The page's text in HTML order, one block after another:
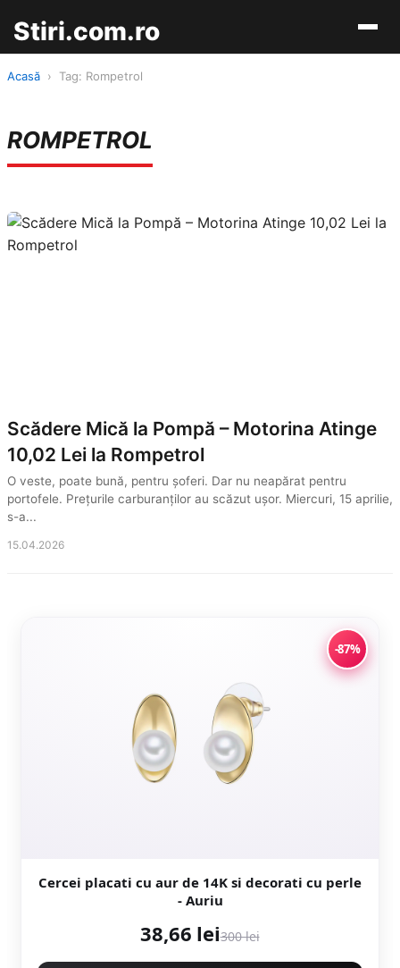
Stiri.com.ro
Acasă › Tag: Rompetrol
ROMPETROL
Scădere Mică la Pompă – Motorina Atinge
10,02 Lei la Rompetrol
O veste, poate bună, pentru șoferi. Dar nu neapărat pentru
portofele. Prețurile carburanților au scăzut ușor. Miercuri, 15 aprilie,
s-a...
15.04.2026
-87%
Cercei placati cu aur de 14K si decorati cu perle
- Auriu
38,66 lei300 lei